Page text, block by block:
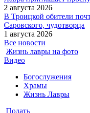
2 августа 2026
В Троицкой обители
Саровского, чудотворца
1 августа 2026
Все новости
Жизнь лавры на фото
Видео
Богослужения
Храмы
Жизнь Лавры
Подать